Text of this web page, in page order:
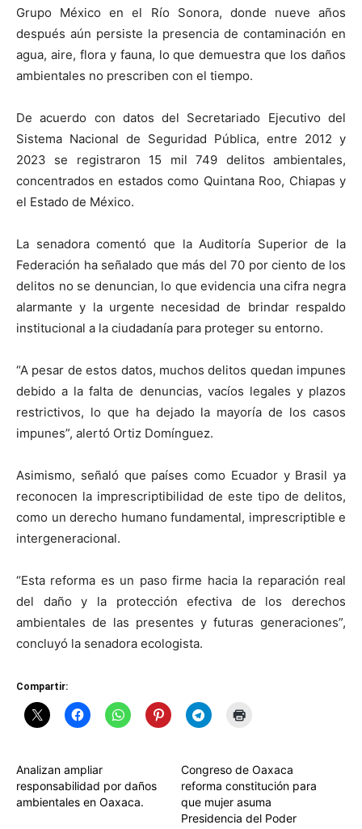
Grupo México en el Río Sonora, donde nueve años
después aún persiste la presencia de contaminación en
agua, aire, flora y fauna, lo que demuestra que los daños
ambientales no prescriben con el tiempo.
De acuerdo con datos del Secretariado Ejecutivo del
Sistema Nacional de Seguridad Pública, entre 2012 y
2023 se registraron 15 mil 749 delitos ambientales,
concentrados en estados como Quintana Roo, Chiapas y
el Estado de México.
La senadora comentó que la Auditoría Superior de la
Federación ha señalado que más del 70 por ciento de los
delitos no se denuncian, lo que evidencia una cifra negra
alarmante y la urgente necesidad de brindar respaldo
institucional a la ciudadanía para proteger su entorno.
“A pesar de estos datos, muchos delitos quedan impunes
debido a la falta de denuncias, vacíos legales y plazos
restrictivos, lo que ha dejado la mayoría de los casos
impunes”, alertó Ortiz Domínguez.
Asimismo, señaló que países como Ecuador y Brasil ya
reconocen la imprescriptibilidad de este tipo de delitos,
como un derecho humano fundamental, imprescriptible e
intergeneracional.
“Esta reforma es un paso firme hacia la reparación real
del daño y la protección efectiva de los derechos
ambientales de las presentes y futuras generaciones”,
concluyó la senadora ecologista.
Compartir:
Analizan ampliar
responsabilidad por daños
ambientales en Oaxaca.
Congreso de Oaxaca
reforma constitución para
que mujer asuma
Presidencia del Poder